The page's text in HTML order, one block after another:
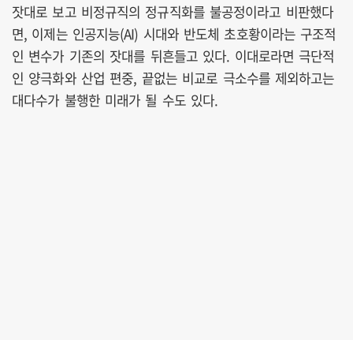
잣대로 보고 비정규직의 정규직화를 불공정이라고 비판했다
면, 이제는 인공지능(AI) 시대와 반도체 초호황이라는 구조적
인 변수가 기존의 잣대를 뒤흔들고 있다. 이대로라면 극단적
인 양극화와 산업 편중, 끝없는 비교로 극소수를 제외하고는
대다수가 불행한 미래가 될 수도 있다.